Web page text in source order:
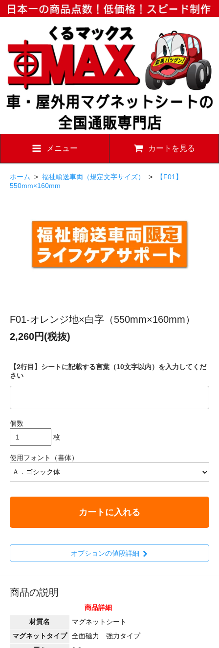
メニュー カートを見る
ホーム > 福祉輸送車両（規定文字サイズ） >
【F01】
550mm×160mm
F01-オレンジ地×白字（550mm×160mm）
2,260円(税抜)
【2行目】シートに記載する言葉（10文字以内）を入力してくだ
さい
個数
枚
使用フォント（書体）
カートに入れる
オプションの値段詳細
商品の説明
商品詳細
材質名
マグネットシート
マグネットタイプ
全面磁力 強力タイプ